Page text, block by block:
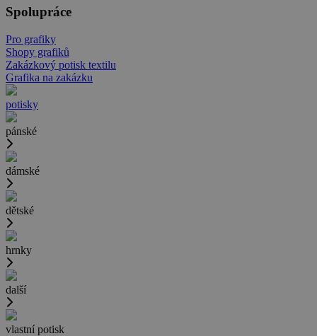
Spolupráce
Pro grafiky
Shopy grafiků
Zakázkový potisk textilu
Grafika na zakázku
potisky
pánské
dámské
dětské
hrnky
další
vlastní potisk